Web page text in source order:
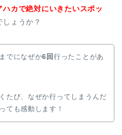
ハカで絶対にいきたいスポッ
しょうか？
でになぜか6回行ったことがあ
たび、なぜか行ってしまうんだ
ても感動します！